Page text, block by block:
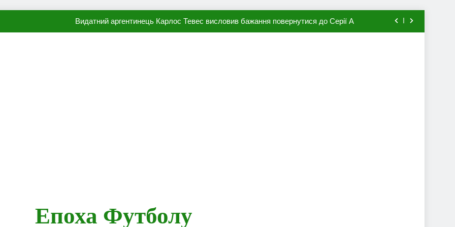
Видатний аргентинець Карлос Тевес висловив бажання повернутися до Серії А
Епоха Футболу